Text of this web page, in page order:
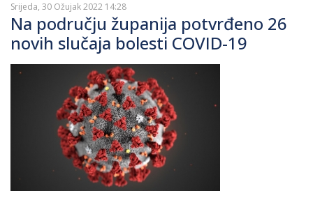
Srijeda, 30 Ožujak 2022 14:28
Na području županija potvrđeno 26
novih slučaja bolesti COVID-19